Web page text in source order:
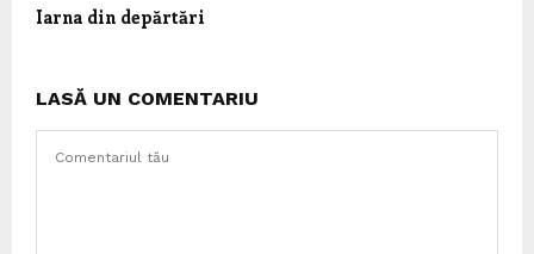
Iarna din depărtări
LASĂ UN COMENTARIU